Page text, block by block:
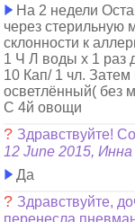
На 2 недели
через
склонности к
1 Ч Л воды х 1 раз
10 Кап/ 1 чл.
осветлённый( без
С 4й овощи
? Здравствуйте!
12 June 2015, Инна
Да
? Здравствуйте,
перенесла